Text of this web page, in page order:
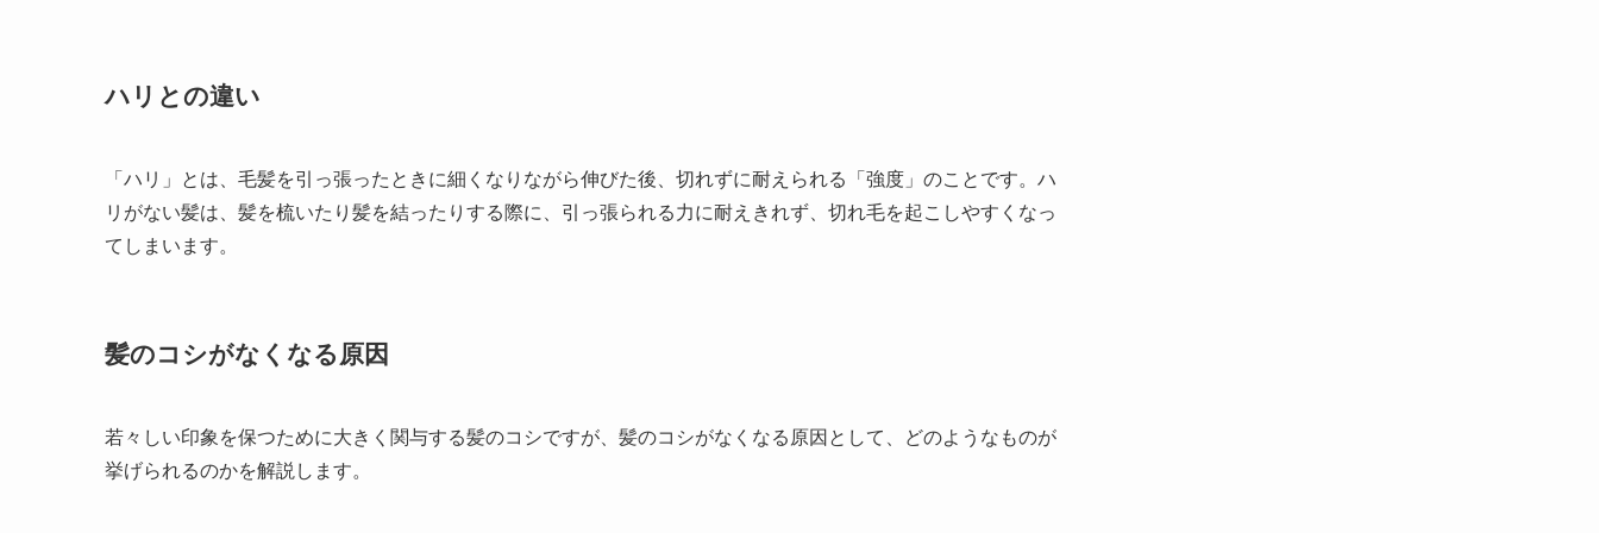
ハリとの違い
「ハリ」とは、毛髪を引っ張ったときに細くなりながら伸びた後、切れずに耐えられる「強度」のことです。ハ
リがない髪は、髪を梳いたり髪を結ったりする際に、引っ張られる力に耐えきれず、切れ毛を起こしやすくなっ
てしまいます。
髪のコシがなくなる原因
若々しい印象を保つために大きく関与する髪のコシですが、髪のコシがなくなる原因として、どのようなものが
挙げられるのかを解説します。